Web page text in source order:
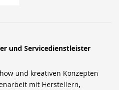
und Servicedienstleister
und kreativen Konzepten
mit Herstellern,